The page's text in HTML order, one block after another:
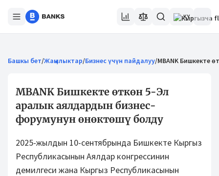
KY
Башкы бет/Жаңылыктар/Бизнес үчүн пайдалуу/MBANK Бишкекте
MBANK Бишкекте өткөн 5-Эл
аралык аялдардын бизнес-
форумунун өнөктөшү болду
2025-жылдын 10-сентябрында Бишкекте Кыргыз
Республикасынын Аялдар конгрессинин
демилгеси жана Кыргыз Республикасынын